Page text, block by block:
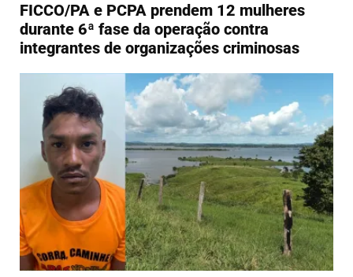
FICCO/PA e PCPA prendem 12 mulheres
durante 6ª fase da operação contra
integrantes de organizações criminosas